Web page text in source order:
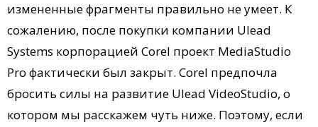
измененные фрагменты правильно не умеет. К
сожалению, после покупки компании Ulead
Systems корпорацией Corel проект MediaStudio
Pro фактически был закрыт. Corel предпочла
бросить силы на развитие Ulead VideoStudio, о
котором мы расскажем чуть ниже. Поэтому, если